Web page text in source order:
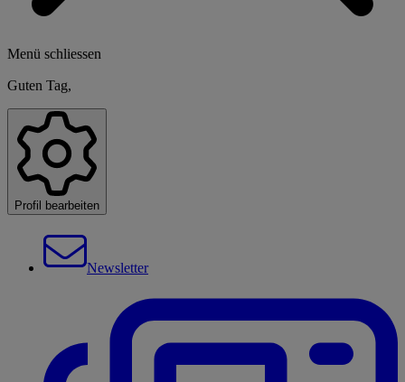
Menü schliessen
Guten Tag,
Profil bearbeiten
Newsletter